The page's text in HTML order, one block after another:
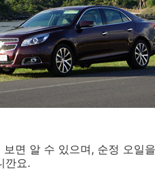
면 알 수 있으며, 순정 오일
깐요.